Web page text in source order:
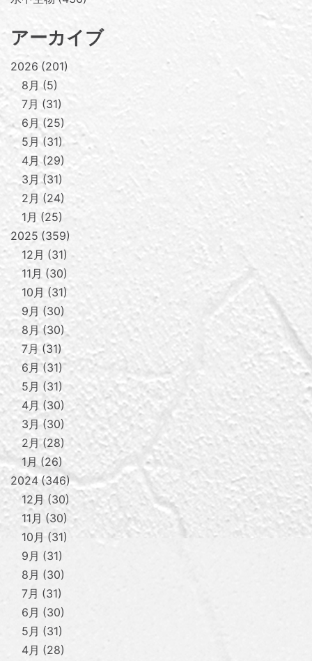
アーカイブ
2026 201
8月
5
7月
31
6月
25
5月
31
4月
29
3月
31
2月
24
1月
25
2025 359
12月
31
11月 30
10月
31
9月
30
8月 30
7月 31
6月
31
5月
31
4月 30
3月 30
2月
28
1月 26
2024 346
12月
30
11月
30
10月
31
9月
31
8月
30
7月
31
6月
30
5月
31
4月
28